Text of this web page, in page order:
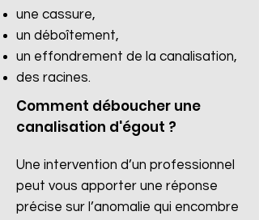
une cassure,
un déboîtement,
un effondrement de la canalisation,
des racines.​
Comment déboucher une
canalisation d'égout ?
Une intervention d’un professionnel
peut vous apporter une réponse
précise sur l’anomalie qui encombre